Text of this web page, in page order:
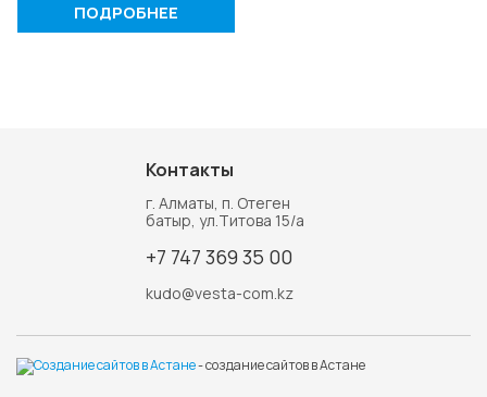
ПОДРОБНЕЕ
Контакты
г. Алматы, п. Отеген
батыр, ул.Титова 15/а
+7 747 369 35 00
kudo@vesta-com.kz
- создание сайтов в Астане